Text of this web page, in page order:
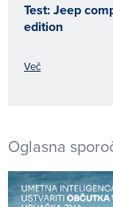
Test: Jeep
edition
Več
Oglasna